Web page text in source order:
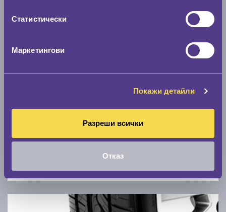
Статистически
Маркетингови
Покажи детайли
Разреши всички
Отказ
По марка автомобил